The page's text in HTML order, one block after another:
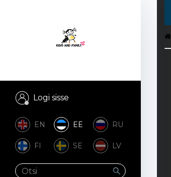
Logi sisse
EN EE RU
FI SE LV